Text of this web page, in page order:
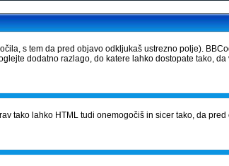
s tem da pred objavo odkljukaš ustrezno polje).
dodatno razlago, do katere lahko dostopate tako,
tako lahko HTML tudi onemogočiš in sicer tako, da